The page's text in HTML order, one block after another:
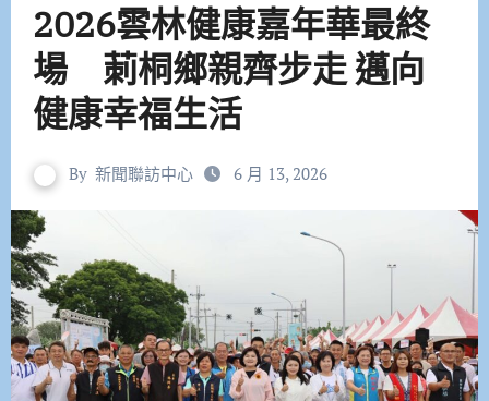
2026雲林健康嘉年華最終
場 莿桐鄉親齊步走 邁向
健康幸福生活
By 新聞聯訪中心 6 月 13, 2026